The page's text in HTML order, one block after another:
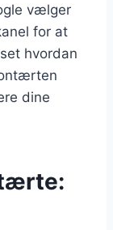
vælger
for at
hvordan
dine